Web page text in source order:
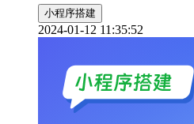
小程序搭建
2024-01-12 11:35:52